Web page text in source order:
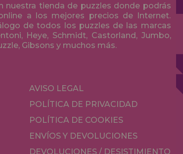
nuestra tienda de puzzles donde podrás
a los mejores precios de Internet.
de todos los puzzles de las marcas
Heye, Schmidt, Castorland, Jumbo,
Gibsons y muchos más.
AVISO LEGAL
POLÍTICA DE PRIVACIDAD
POLÍTICA DE COOKIES
ENVÍOS Y DEVOLUCIONES
DEVOLUCIONES / DESISTIMIENTO